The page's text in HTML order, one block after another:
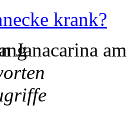
krank?
Janacarina